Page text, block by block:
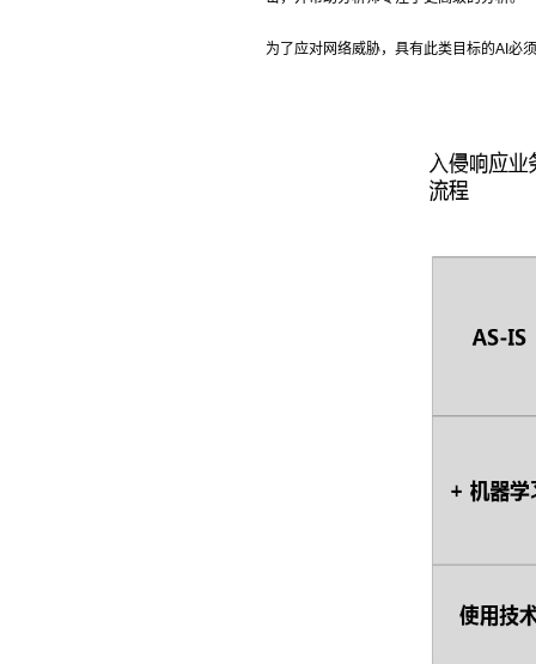
为了应对网络威胁，具有此类目标的AI 必